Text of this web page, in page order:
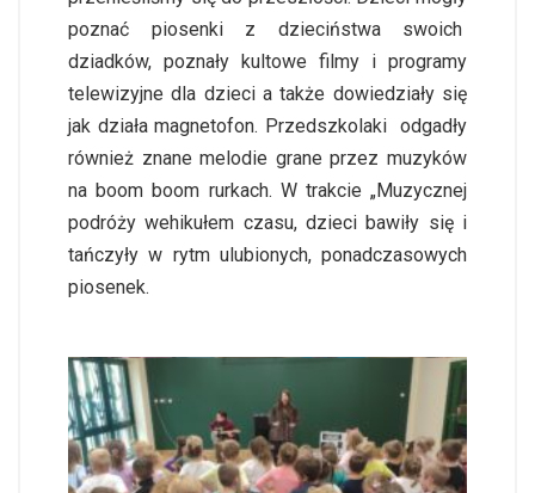
poznać piosenki z dzieciństwa swoich
dziadków, poznały kultowe filmy i programy
telewizyjne dla dzieci a także dowiedziały się
jak działa magnetofon. Przedszkolaki odgadły
również znane melodie grane przez muzyków
na boom boom rurkach. W trakcie „Muzycznej
podróży wehikułem czasu, dzieci bawiły się i
tańczyły w rytm ulubionych, ponadczasowych
piosenek.